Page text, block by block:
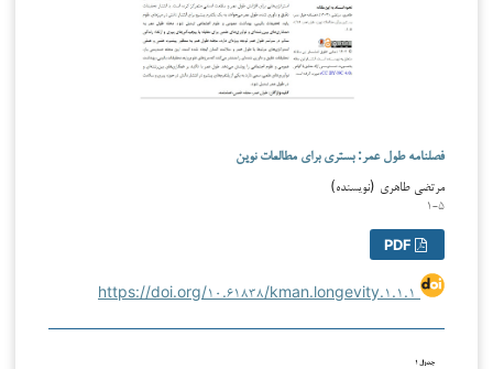
فصلنامه طول عمر: بستری برای مطالعات نوین
مرتضی طاهری (نویسنده)
۱-۵
https://doi.org/۱۰.۶۱۸۳۸/kman.longevity.۱.۱.۱